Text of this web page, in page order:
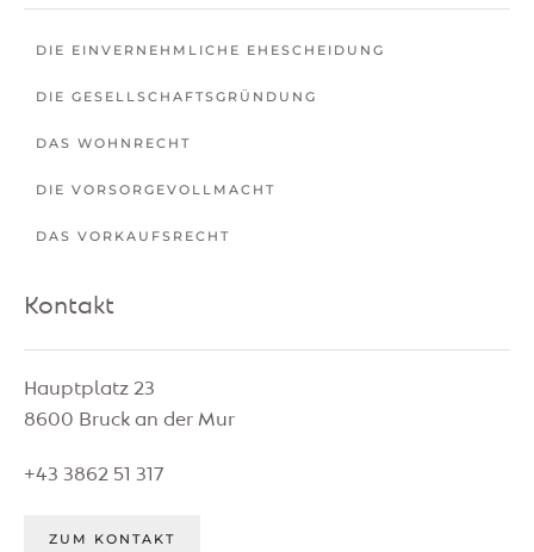
DIE EINVERNEHMLICHE EHESCHEIDUNG
DIE GESELLSCHAFTSGRÜNDUNG
DAS WOHNRECHT
DIE VORSORGEVOLLMACHT
DAS VORKAUFSRECHT
Kontakt
Hauptplatz 23
8600 Bruck an der Mur
+43 3862 51 317
ZUM KONTAKT